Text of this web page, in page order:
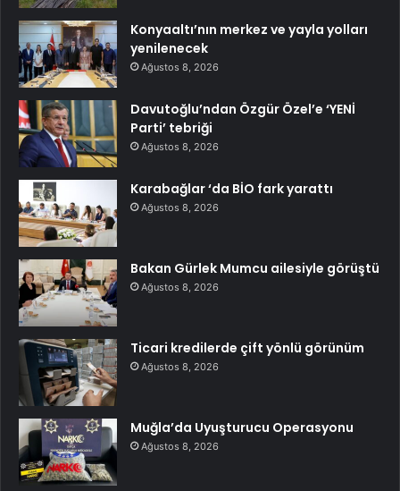
Konyaaltı’nın merkez ve yayla yolları
yenilenecek
Ağustos 8, 2026
Davutoğlu’ndan Özgür Özel’e ‘YENİ
Parti’ tebriği
Ağustos 8, 2026
Karabağlar ‘da BİO fark yarattı
Ağustos 8, 2026
Bakan Gürlek Mumcu ailesiyle görüştü
Ağustos 8, 2026
Ticari kredilerde çift yönlü görünüm
Ağustos 8, 2026
Muğla’da Uyuşturucu Operasyonu
Ağustos 8, 2026